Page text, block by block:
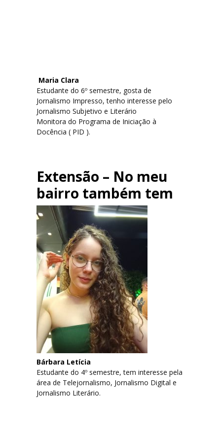
Maria Clara
Estudante do 6º semestre, gosta de
Jornalismo Impresso, tenho interesse pelo
Jornalismo Subjetivo e Literário
Monitora do Programa de Iniciação à
Docência ( PID ).
Extensão – No meu
bairro também tem
Bárbara Letícia
Estudante do 4º semestre, tem interesse pela
área de Telejornalismo, Jornalismo Digital e
Jornalismo Literário.